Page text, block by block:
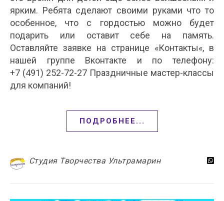
ярким. Ребята сделают своими руками что то
особенное, что с гордостью можно будет
подарить или оставит себе на память.
Оставляйте заявке на странице «Контакты«, в
нашей группе Вконтакте и по телефону:
+7 (491) 252-72-27 Праздничные мастер-классы
для компаний!
ПОДРОБНЕЕ...
Студия Творчества Ультрамарин